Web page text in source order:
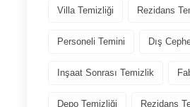
Villa Temizliği Rezidans
Personeli Temini Dış
Inşaat Sonrası Temizlik
Depo Temizliği Rezidans